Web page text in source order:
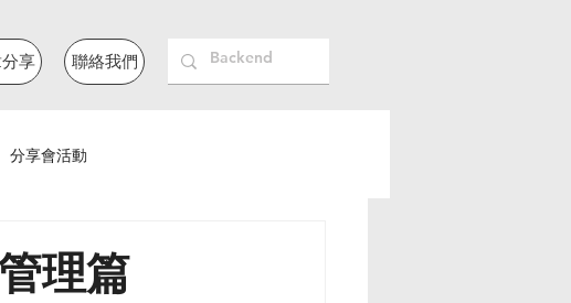
享 聯絡我們
分享會活動
理篇